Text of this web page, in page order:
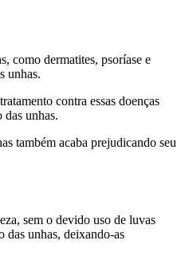
como dermatites, psoríase e
unhas.
contra essas doenças
das unhas.
também acaba prejudicando seu
sem o devido uso de luvas
das unhas, deixando-as